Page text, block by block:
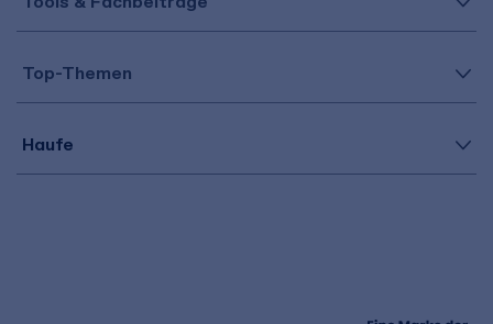
Top-Themen
Haufe